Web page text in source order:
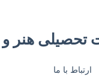
تحصیلی هنر
ارتباط با ما​